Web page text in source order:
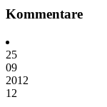
Kommentare
25
09
2012
12